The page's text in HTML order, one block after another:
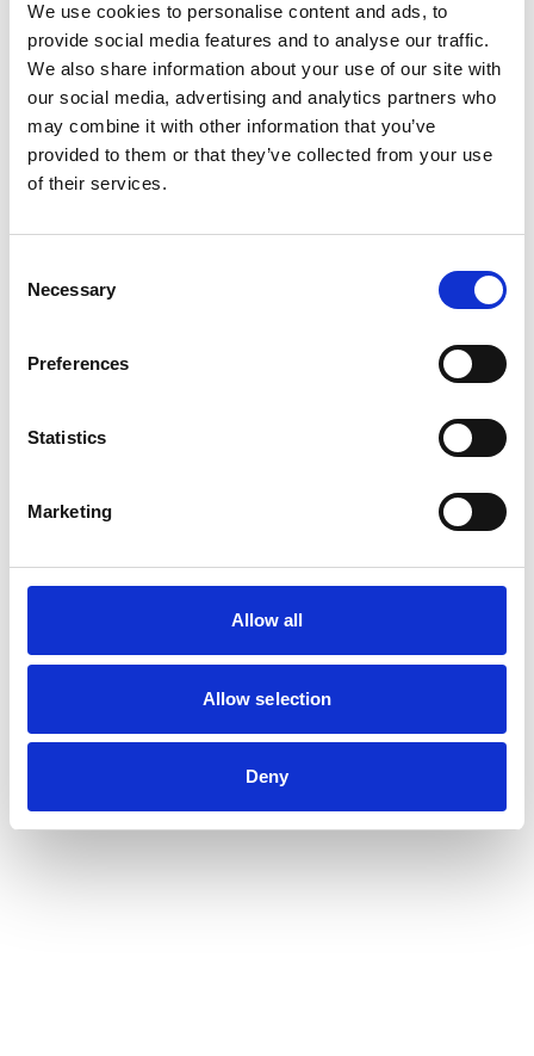
We use cookies to personalise content and ads, to
provide social media features and to analyse our traffic.
We also share information about your use of our site with
our social media, advertising and analytics partners who
may combine it with other information that you’ve
provided to them or that they’ve collected from your use
of their services.
Selection
Necessary
Preferences
Statistics
Marketing
Allow all
Allow selection
Deny